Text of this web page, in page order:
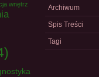
wnętrz
Archiwum
Spis Treści
Tagi